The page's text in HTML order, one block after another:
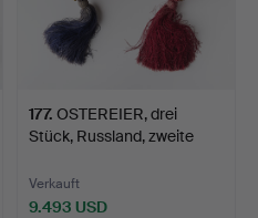
177. OSTEREIER, drei
Stück, Russland, zweite
Verkauft
9.493 USD